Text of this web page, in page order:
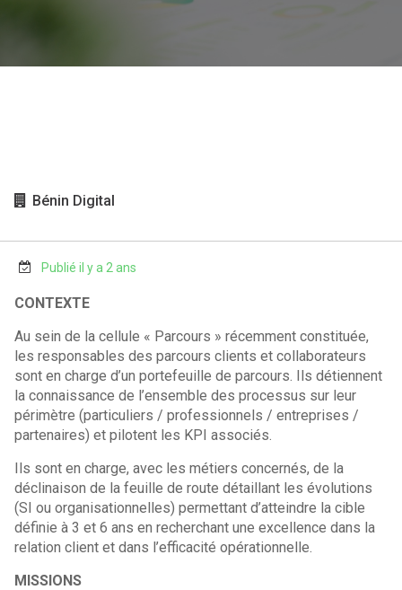
Bénin Digital
Publié il y a 2 ans
CONTEXTE
Au sein de la cellule « Parcours » récemment constituée,
les responsables des parcours clients et collaborateurs
sont en charge d’un portefeuille de parcours. Ils détiennent
la connaissance de l’ensemble des processus sur leur
périmètre (particuliers / professionnels / entreprises /
partenaires) et pilotent les KPI associés.
Ils sont en charge, avec les métiers concernés, de la
déclinaison de la feuille de route détaillant les évolutions
(SI ou organisationnelles) permettant d’atteindre la cible
définie à 3 et 6 ans en recherchant une excellence dans la
relation client et dans l’efficacité opérationnelle.
MISSIONS